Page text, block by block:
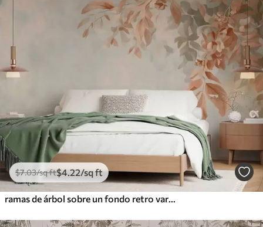
$7.03/sq ft$4.22/sq ft